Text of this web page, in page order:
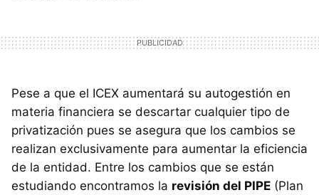
Pese a que el ICEX aumentará su autogestión en
materia financiera se descartar cualquier tipo de
privatización pues se asegura que los cambios se
realizan exclusivamente para aumentar la eficiencia
de la entidad. Entre los cambios que se están
estudiando encontramos la revisión del PIPE (Plan